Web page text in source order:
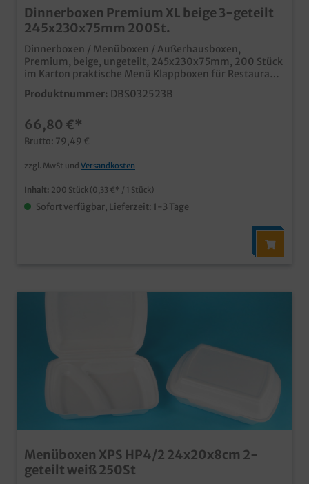
Dinnerboxen Premium XL beige 3-geteilt
245x230x75mm 200St.
Dinnerboxen / Menüboxen / Außerhausboxen,
Premium, beige, ungeteilt, 245x230x75mm, 200 Stück
im Karton praktische Menü Klappboxen für Restaurant,
Imbiss und Lieferservice laminierte Premiumvariante,
auch für heiße fettige Produkte optimale große
Produktnummer: DBS032523B
66,80 €*
Brutto: 79,49 €
zzgl. MwSt und Versandkosten
Inhalt: 200 Stück (0,33 €* / 1 Stück)
Sofort verfügbar, Lieferzeit: 1-3 Tage
Menüboxen XPS HP4/2 24x20x8cm 2-
geteilt weiß 250St